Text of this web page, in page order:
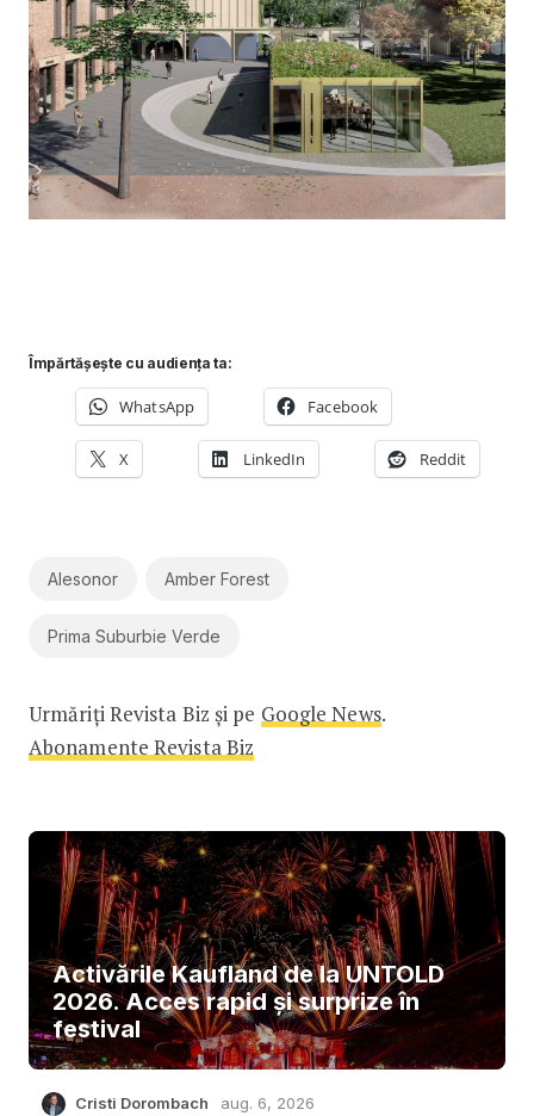
Împărtășește cu audiența ta:
WhatsApp Facebook
X LinkedIn Reddit
Alesonor Amber Forest
Prima Suburbie Verde
Urmăriți Revista Biz și pe Google News.
Abonamente Revista Biz
Activările Kaufland de la UNTOLD
2026. Acces rapid și surprize în
festival
Cristi Dorombach aug. 6, 2026